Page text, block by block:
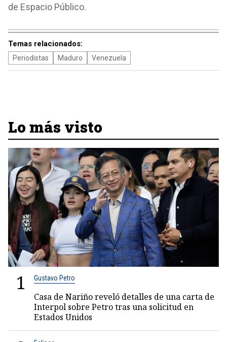
de Espacio Público.
Temas relacionados:
Periodistas Maduro Venezuela
Lo más visto
1 Gustavo Petro
Casa de Nariño reveló detalles de una carta de
Interpol sobre Petro tras una solicitud en
Estados Unidos